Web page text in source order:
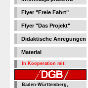
Flyer "Freie Fahrt"
Flyer "Das Projekt"
Didaktische Anregungen
Material
In Kooperation mit:
Baden-Württemberg,